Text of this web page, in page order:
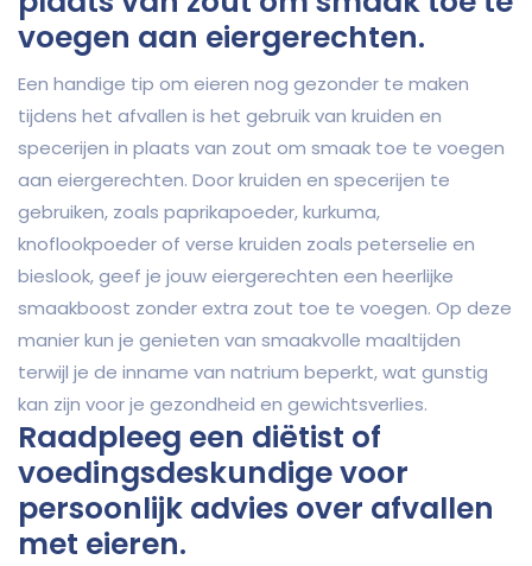
voegen aan eiergerechten.
Een handige tip om eieren nog gezonder te maken
tijdens het afvallen is het gebruik van kruiden en
specerijen in plaats van zout om smaak toe te voegen
aan eiergerechten. Door kruiden en specerijen te
gebruiken, zoals paprikapoeder, kurkuma,
knoflookpoeder of verse kruiden zoals peterselie en
bieslook, geef je jouw eiergerechten een heerlijke
smaakboost zonder extra zout toe te voegen. Op deze
manier kun je genieten van smaakvolle maaltijden
terwijl je de inname van natrium beperkt, wat gunstig
kan zijn voor je gezondheid en gewichtsverlies.
Raadpleeg een diëtist of
voedingsdeskundige voor
persoonlijk advies over afvallen
met eieren.